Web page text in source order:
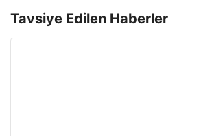
Tavsiye Edilen Haberler